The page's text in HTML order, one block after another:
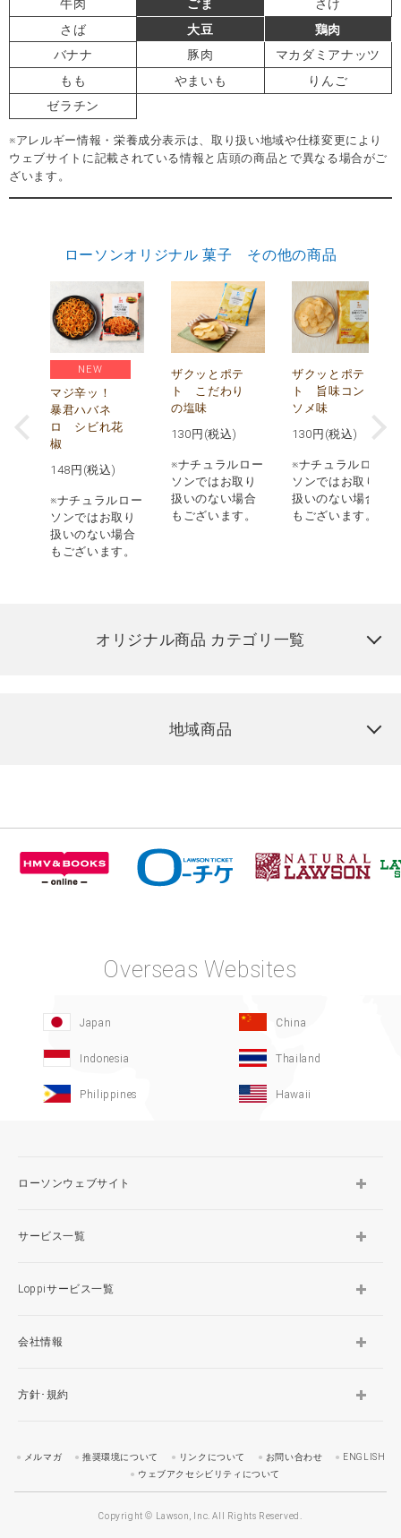
牛肉
ごま
さけ
さば
大豆
鶏肉
バナナ
豚肉
マカダミアナッツ
もも
やまいも
りんご
ゼラチン
※アレルギー情報・栄養成分表示は、取り扱い地域や仕様変更により
ウェブサイトに記載されている情報と店頭の商品とで異なる場合がご
ざいます。
ローソンオリジナル 菓子 その他の商品
NEW
マジ辛ッ！
暴君ハバネ
ロ シビれ花
椒
148 円(税込)
※ナチュラルロー
ソンではお取り
扱いのない場合
もございます。
ザクッとポテ
ト こだわり
の塩味
130 円(税込)
※ナチュラルロー
ソンではお取り
扱いのない場合
もございます。
ザクッとポテ
ト 旨味コン
ソメ味
130 円(税込)
※ナチュラルロー
ソンではお取り
扱いのない場合
もございます。
オリジナル商品 カテゴリ一覧
地域商品
Overseas Websites
Japan China
Indonesia Thailand
Philippines Hawaii
ローソンウェブサイト
サービス一覧
Loppiサービス一覧
会社情報
方針･規約
メルマガ 推奨環境について リンクについて お問い合わせ
ENGLISH
ウェブアクセシビリティについて
Copyright © Lawson, Inc. All Rights Reserved.